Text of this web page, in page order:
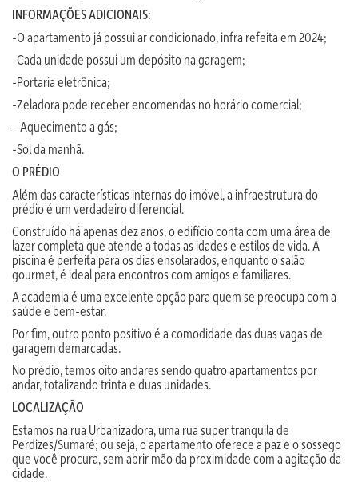
INFORMAÇÕES ADICIONAIS:
-O apartamento já possui ar condicionado, infra refeita em 2024;
-Cada unidade possui um depósito na garagem;
-Portaria eletrônica;
-Zeladora pode receber encomendas no horário comercial;
– Aquecimento a gás;
-Sol da manhã.
O PRÉDIO
Além das características internas do imóvel, a infraestrutura do
prédio é um verdadeiro diferencial.
Construído há apenas dez anos, o edifício conta com uma área de
lazer completa que atende a todas as idades e estilos de vida. A
piscina é perfeita para os dias ensolarados, enquanto o salão
gourmet, é ideal para encontros com amigos e familiares.
A academia é uma excelente opção para quem se preocupa com a
saúde e bem-estar.
Por fim, outro ponto positivo é a comodidade das duas vagas de
garagem demarcadas.
No prédio, temos oito andares sendo quatro apartamentos por
andar, totalizando trinta e duas unidades.
LOCALIZAÇÃO
Estamos na rua Urbanizadora, uma rua super tranquila de
Perdizes/Sumaré; ou seja, o apartamento oferece a paz e o sossego
que você procura, sem abrir mão da proximidade com a agitação da
cidade.